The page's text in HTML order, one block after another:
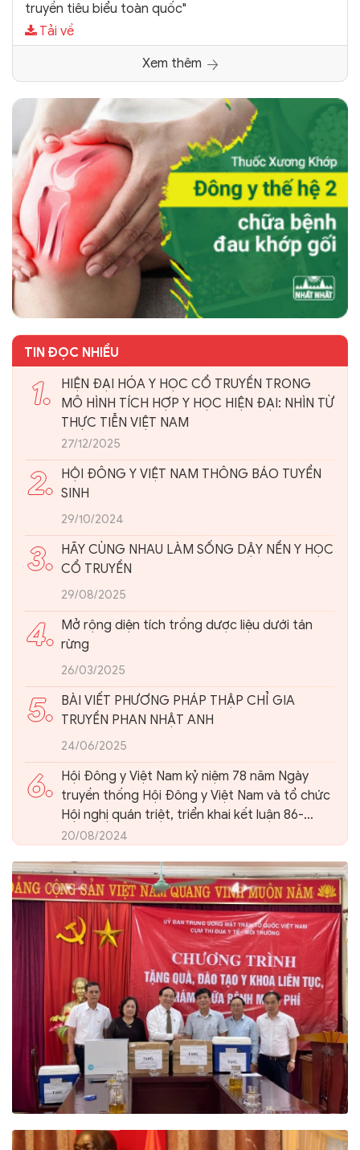
truyền tiêu biểu toàn quốc"
Tải về
Xem thêm
TIN ĐỌC NHIỀU
1.
HIỆN ĐẠI HÓA Y HỌC CỔ TRUYỀN TRONG
MÔ HÌNH TÍCH HỢP Y HỌC HIỆN ĐẠI: NHÌN TỪ
THỰC TIỄN VIỆT NAM
27/12/2025
2. HỘI ĐÔNG Y VIỆT NAM THÔNG BÁO TUYỂN
SINH
29/10/2024
3. HÃY CÙNG NHAU LÀM SỐNG DẬY NỀN Y HỌC
CỔ TRUYỀN
29/08/2025
4. Mở rộng diện tích trồng dược liệu dưới tán
rừng
26/03/2025
5. BÀI VIẾT PHƯƠNG PHÁP THẬP CHỈ GIA
TRUYỀN PHAN NHẬT ANH
24/06/2025
6. Hội Đông y Việt Nam kỷ niệm 78 năm Ngày
truyền thống Hội Đông y Việt Nam và tổ chức
Hội nghị quán triệt, triển khai kết luận 86-
KL/TW của Ban Bí thư Trung ương Đảng về
Hội Đông y Việt Nam trong giai đoạn mới.
20/08/2024